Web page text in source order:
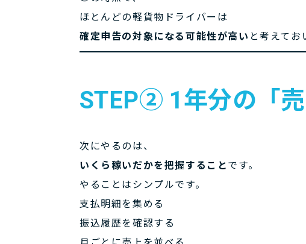
ほとんどの軽貨物ドライバーは
確定申告の対象になる可能性が高い と考えてお
STEP② 1年分の「
次にやるのは、
いくら稼いだかを把握すること です。
やることはシンプルです。
支払明細を集める
振込履歴を確認する